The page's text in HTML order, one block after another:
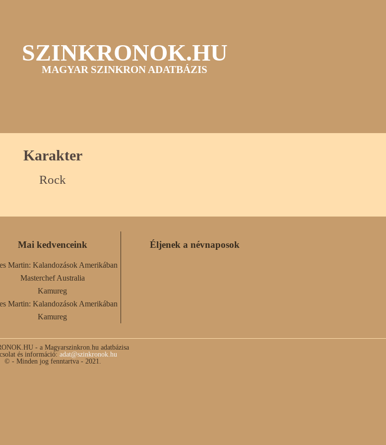
SZINKRONOK.HU
MAGYAR SZINKRON ADATBÁZIS
Karakter
Rock
Mai kedvenceink
Martin: Kalandozások Amerikában
Masterchef Australia
Kamureg
Martin: Kalandozások Amerikában
Kamureg
Éljenek a névnaposok
- a Magyarszinkron.hu adatbázisa
és információ: adat@szinkronok.hu
© - Minden jog fenntartva - 2021.